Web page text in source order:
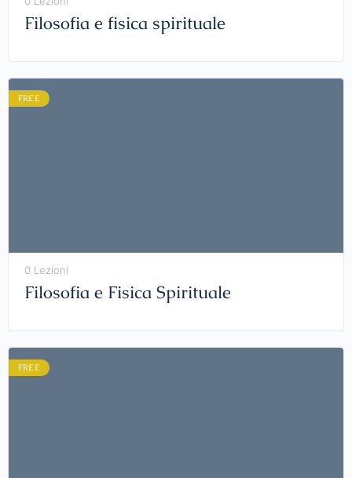
Filosofia e fisica spirituale
FREE
0 Lezioni
Filosofia e Fisica Spirituale
FREE